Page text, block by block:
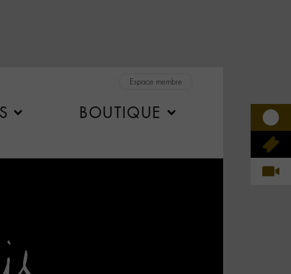
Espace membre
BOUTIQUE